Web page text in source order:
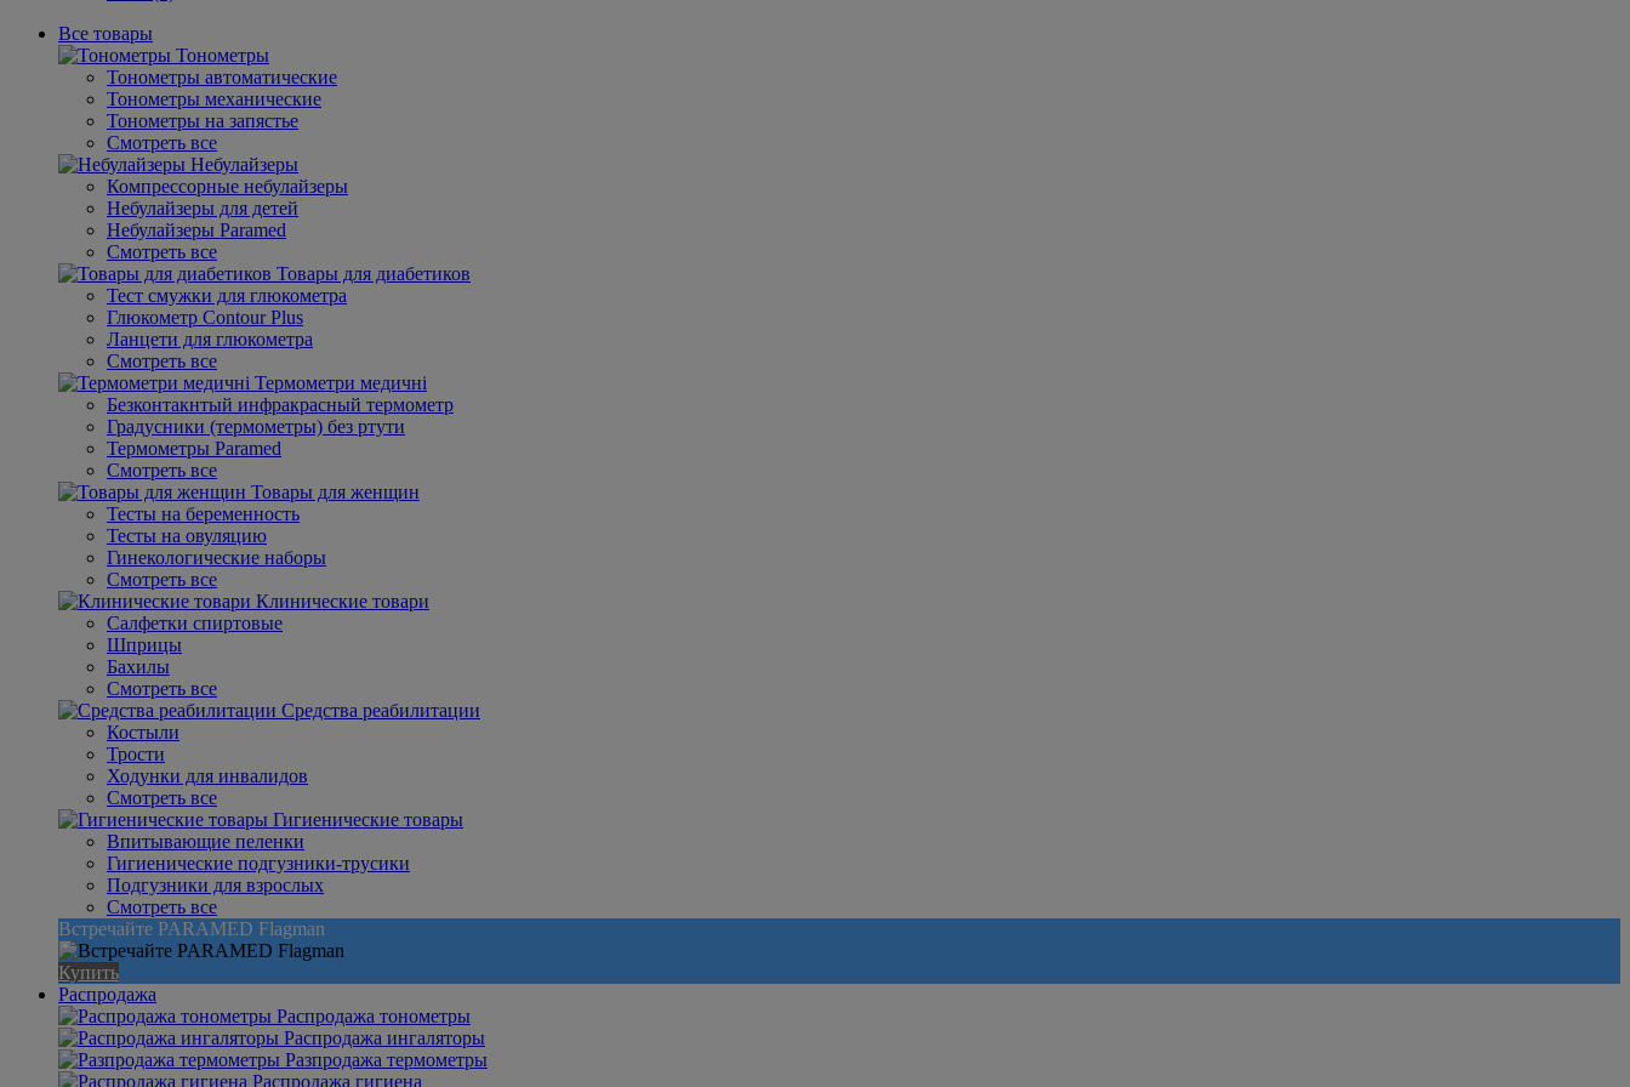
Все товары
Тонометры
Тонометры автоматические
Тонометры механические
Тонометры на запястье
Смотреть все
Небулайзеры
Компрессорные небулайзеры
Небулайзеры для детей
Небулайзеры Paramed
Смотреть все
Товары для диабетиков
Тест смужки для глюкометра
Глюкометр Contour Plus
Ланцети для глюкометра
Смотреть все
Термометри медичні
Безконтакнтый инфракрасный термометр
Градусники (термометры) без ртути
Термометры Paramed
Смотреть все
Товары для женщин
Тесты на беременность
Тесты на овуляцию
Гинекологические наборы
Смотреть все
Клинические товари
Салфетки спиртовые
Шприцы
Бахилы
Смотреть все
Средства реабилитации
Костыли
Трости
Ходунки для инвалидов
Смотреть все
Гигиенические товары
Впитывающие пеленки
Гигиенические подгузники-трусики
Подгузники для взрослых
Смотреть все
Встречайте PARAMED Flagman
Купить
Распродажа
Распродажа тонометры
Распродажа ингаляторы
Разпродажа термометры
Распродажа гигиена